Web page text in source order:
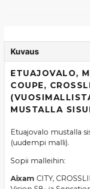
Kuvaus
ETUAJOVALO,
COUPE,
MUSTALLA
Etuajovalo mustalla
(uudempi malli).
Sopii malleihin:
Aixam CITY,